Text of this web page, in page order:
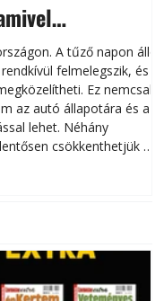
károktól
A tűző napon álló
felmelegszik, és
Ez nemcsak
az autó állapotára és a
lehet. Néhány
csökkenthetjük a